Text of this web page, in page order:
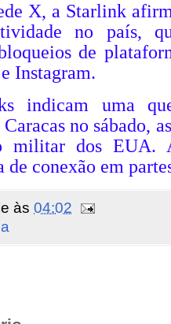
X, a Starlink
no país,
de
Instagram.
indicam uma
no sábado,
militar dos EUA.
conexão em
às 04:02